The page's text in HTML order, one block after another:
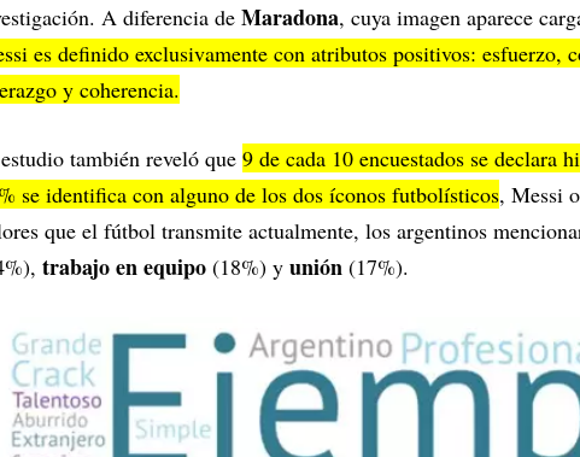
A diferencia de Maradona, cuya imagen aparece
es definido exclusivamente con atributos positivos: esfuerzo,
y coherencia.
también reveló que 9 de cada 10 encuestados se declara
se identifica con alguno de los dos íconos futbolísticos, Messi
que el fútbol transmite actualmente, los argentinos
trabajo en equipo (18%) y unión (17%).